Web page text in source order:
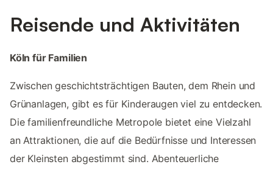
Reisende und Aktivitäten
Köln für Familien
Zwischen geschichtsträchtigen Bauten, dem Rhein und
Grünanlagen, gibt es für Kinderaugen viel zu entdecken.
Die familienfreundliche Metropole bietet eine Vielzahl
an Attraktionen, die auf die Bedürfnisse und Interessen
der Kleinsten abgestimmt sind. Abenteuerliche